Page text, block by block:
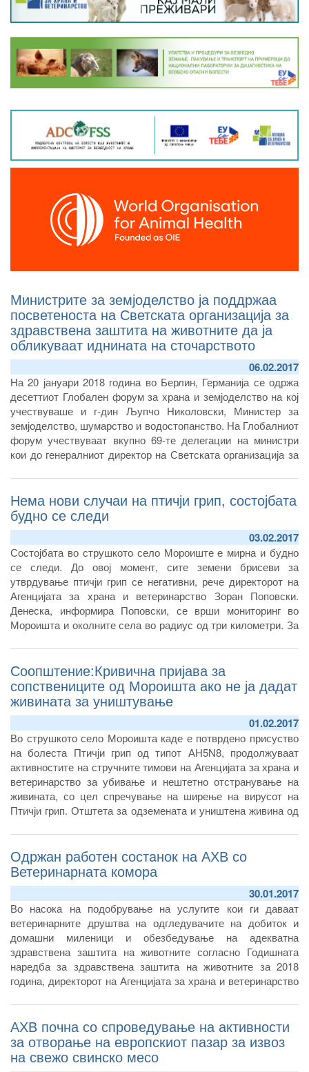
Министрите за земјоделство ја поддржаа
посветеноста на Светската организација за
здравствена заштита на животните да ја
обликуваат иднината на сточарството
06.02.2017
На 20 јануари 2018 година во Берлин, Германија се одржа
десеттиот Глобален форум за храна и земјоделство на кој
учествуваше и г-дин Љупчо Николовски, Министер за
земјоделство, шумарство и водостопанство. На Глобалниот
форум учествуваат вкупно 69-те делегации на министри
кои до генералниот директор на Светската организација за
за храна и земјоделство (ФАО) доставија документ со
предлози за преземање активности во насока на
дефинирање иднината на поодржливо, одговорно и
ефикасно сточарско производство.
Нема нови случаи на птичји грип, состојбата
будно се следи
03.02.2017
Состојбата во струшкото село Мороиште е мирна и будно
се следи. До овој момент, сите земени брисеви за
утврдување птичји грип се негативни, рече директорот на
Агенцијата за храна и ветеринарство Зоран Поповски.
Денеска, информира Поповски, се врши мониторинг во
Мороишта и околните села во радиус од три километри. За
каже дека е исклучено болеста да се појави на друго место
зашто се шири и преку дивите птици.
Соопштение:Кривична пријава за
сопствениците од Мороишта ако не ја дадат
живината за уништување
01.02.2017
Во струшкото село Мороишта каде е потврдено присуство
на болеста Птичји грип од типот АH5N8, продолжуваат
активностите на стручните тимови на Агенцијата за храна и
ветеринарство за убивање и нештетно отстранување на
живината, со цел спречување на ширење на вирусот на
Птичји грип. Отштета за одземената и уништена живина од
согласно извршениот попис во домаќинствата.
Одржан работен состaнок на АХВ со
Ветеринарната комора
30.01.2017
Во насока на подобрување на услугите кои ги даваат
ветеринарните друштва на одгледувачите на добиток и
домашни миленици и обезбедување на адекватна
здравствена заштита на животните согласно Годишната
наредба за здравствена заштита на животните за 2018
година, директорот на Агенцијата за храна и ветеринарство
на Република Северна Македонија, во петокот одржа
работен состанок со претставници на ветеринарните
друштва од земјава.
АХВ почна со спроведување на активности
за отворање на европскиот пазар за извоз
на свежо свинско месо